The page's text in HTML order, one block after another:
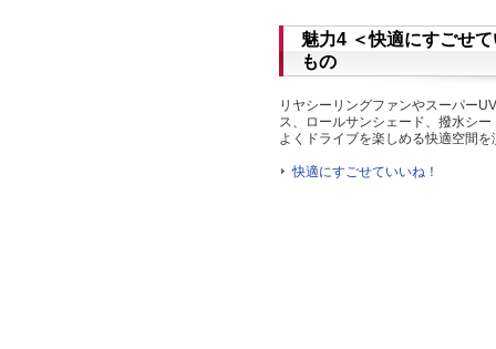
魅力4 ＜快適にすごせ
もの
リヤシーリングファンやスーパー
ス、ロールサンシェード、撥水シ
よくドライブを楽しめる快適空間を
快適にすごせていいね！